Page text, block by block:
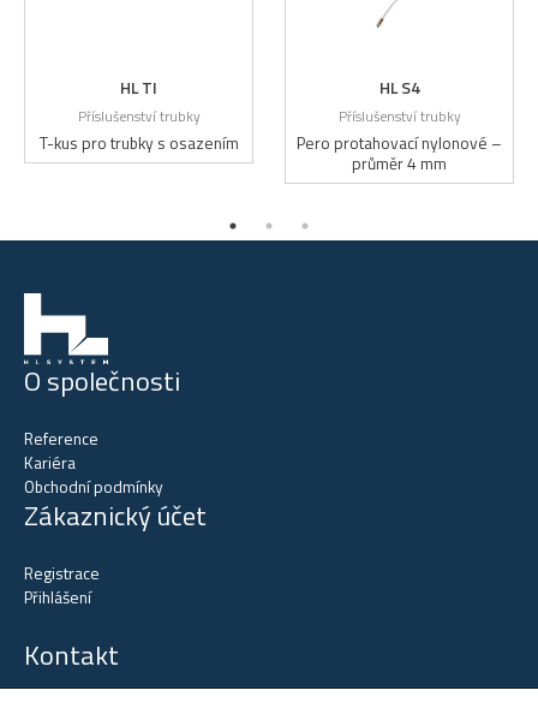
HL TI
Příslušenství trubky
T-kus pro trubky s osazením
HL S4
Příslušenství trubky
Pero protahovací nylonové –
průměr 4 mm
O společnosti
Reference
Kariéra
Obchodní podmínky
Zákaznický účet
Registrace
Přihlášení
Kontakt